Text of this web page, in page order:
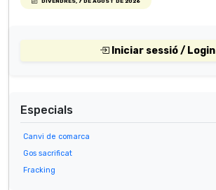
Iniciar sessió / Login
Especials
Canvi de comarca
Gos sacrificat
Fracking